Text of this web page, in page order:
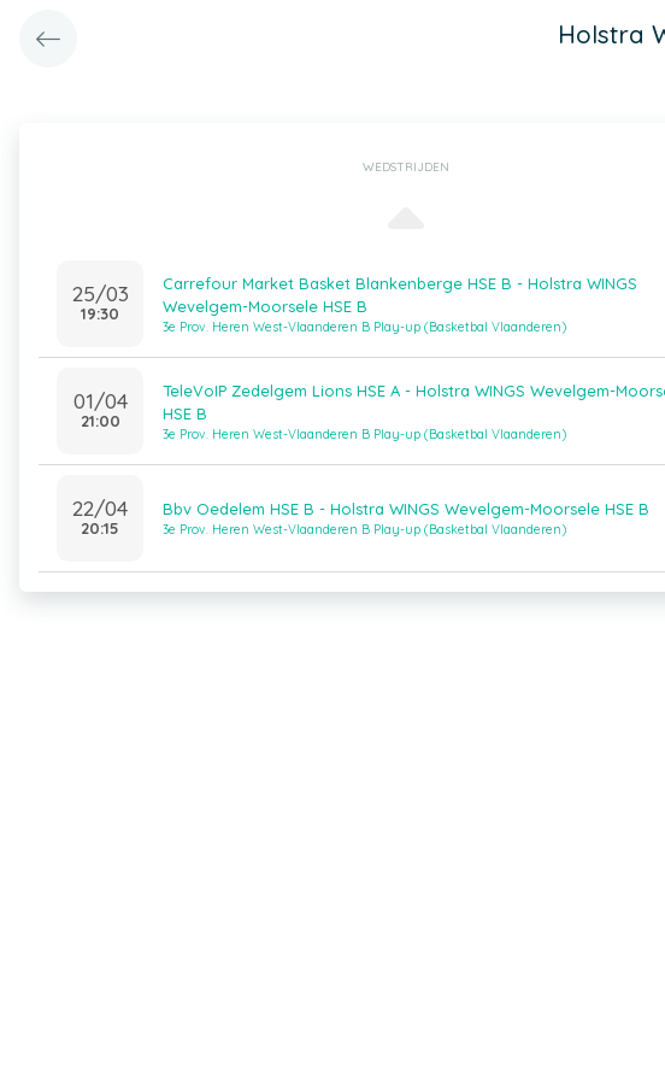
Holstra
WEDSTRIJDEN
25/03
19:30
Carrefour Market Basket Blankenberge HSE B - Holstra WINGS
Wevelgem-Moorsele HSE B
3e Prov. Heren West-Vlaanderen B Play-up (Basketbal Vlaanderen)
01/04
21:00
TeleVoIP Zedelgem Lions HSE A - Holstra WINGS Wevelgem-
HSE B
3e Prov. Heren West-Vlaanderen B Play-up (Basketbal Vlaanderen)
22/04
20:15
Bbv Oedelem HSE B - Holstra WINGS Wevelgem-Moorsele HSE B
3e Prov. Heren West-Vlaanderen B Play-up (Basketbal Vlaanderen)